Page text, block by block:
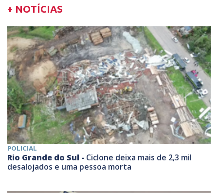
+ NOTÍCIAS
POLICIAL
Rio Grande do Sul - Ciclone deixa mais de 2,3 mil
desalojados e uma pessoa morta